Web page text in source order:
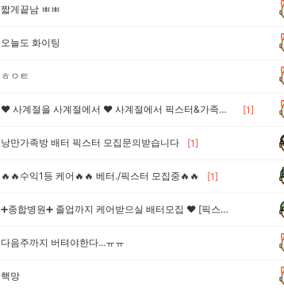
짧게끝남 ㅃㅃ
오늘도 화이팅
ㅎㅇㅌ
❤️ 사계절을 사계절에서 ❤️ 사계절에서 픽스터&가족분들을 모집합니당 ❤️ [1]
낭만가족방 배터 픽스터 모집문의받습니다 [1]
🔥🔥수익1등 케어🔥🔥 베터./픽스터 모집중🔥🔥 [1]
➕종합병원➕ 졸업까지 케어받으실 배터모집 ❤ [픽스터모집] ❤
다음주까지 버텨야한다...ㅠㅠ
핵망